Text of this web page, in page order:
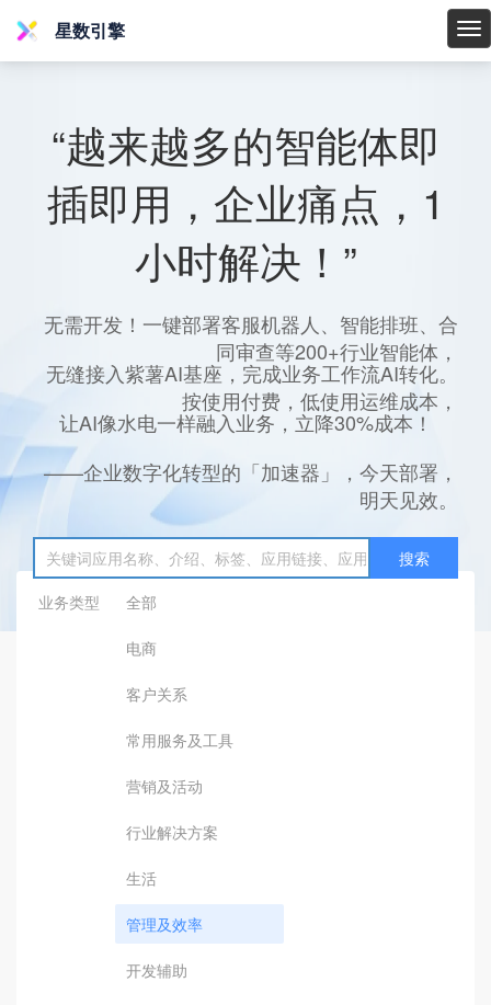
星
星数引擎
“越来越多的智能体即
插即用，企业痛点，1
小时解决！”
无需开发！一键部署客服机器人、智能排班、合
同审查等200+行业智能体，
无缝接入紫薯AI基座，完成业务工作流AI转化。
按使用付费，低使用运维成本，
让AI像水电一样融入业务，立降30%成本！
——企业数字化转型的「加速器」，今天部署，
明天见效。
搜索
业务类型
全部
电商
客户关系
常用服务及工具
营销及活动
行业解决方案
生活
管理及效率
开发辅助